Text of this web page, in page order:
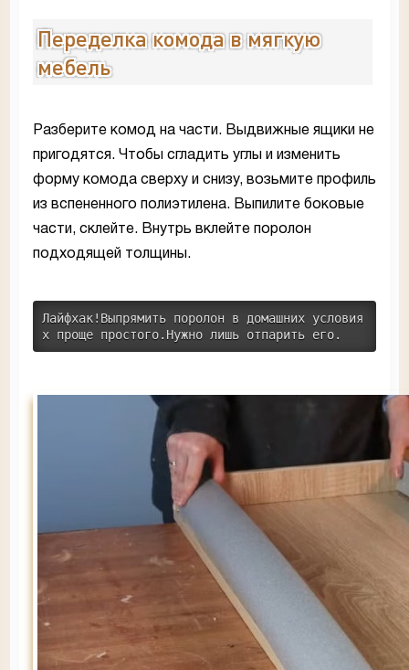
Переделка комода в мягкую
мебель
Разберите комод на части. Выдвижные ящики не
пригодятся. Чтобы сгладить углы и изменить
форму комода сверху и снизу, возьмите профиль
из вспененного полиэтилена. Выпилите боковые
части, склейте. Внутрь вклейте поролон
подходящей толщины.
Лайфхак!Выпрямить поролон в домашних условия
х проще простого.Нужно лишь отпарить его.